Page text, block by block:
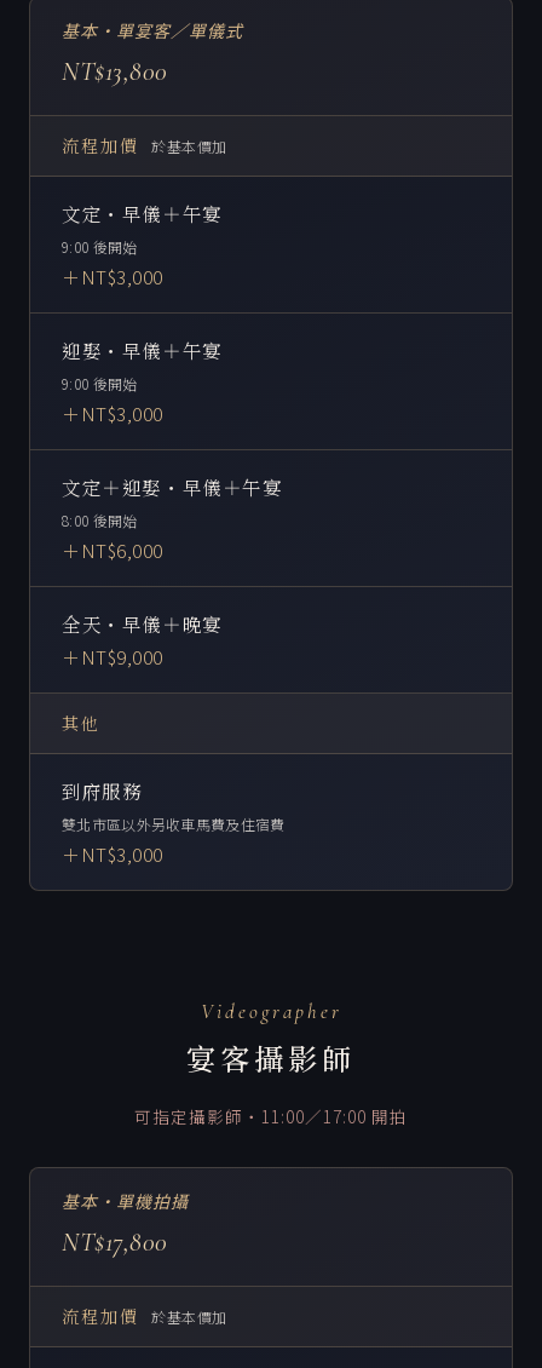
基本・單宴客／單儀式
NT$13,800
流程加價 於基本價加
文定・早儀＋午宴
9:00 後開始
＋NT$3,000
迎娶・早儀＋午宴
9:00 後開始
＋NT$3,000
文定＋迎娶・早儀＋午宴
8:00 後開始
＋NT$6,000
全天・早儀＋晚宴
＋NT$9,000
其他
到府服務
雙北市區以外另收車馬費及住宿費
＋NT$3,000
Videographer
宴客攝影師
可指定攝影師・11:00／17:00 開拍
基本・單機拍攝
NT$17,800
流程加價 於基本價加